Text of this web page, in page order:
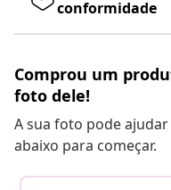
conformidade
Comprou um
foto dele!
A sua foto pode
abaixo para começar.